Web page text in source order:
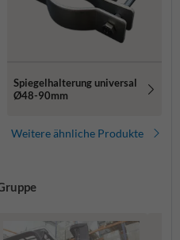
Spiegelhalterung universal
Ø48-90mm
Weitere ähnliche Produkte